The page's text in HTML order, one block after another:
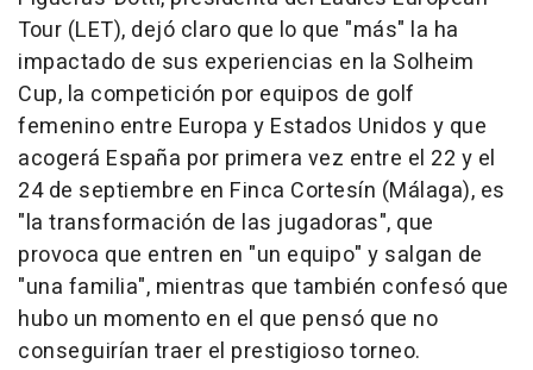
Tour (LET), dejó claro que lo que "más" la ha
impactado de sus experiencias en la Solheim
Cup, la competición por equipos de golf
femenino entre Europa y Estados Unidos y que
acogerá España por primera vez entre el 22 y el
24 de septiembre en Finca Cortesín (Málaga), es
"la transformación de las jugadoras", que
provoca que entren en "un equipo" y salgan de
"una familia", mientras que también confesó que
hubo un momento en el que pensó que no
conseguirían traer el prestigioso torneo.